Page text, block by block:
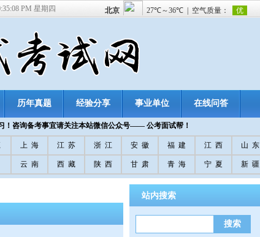
历年真题 经验分享 事业单位 在线问答
PM 星期四
上 海 江 苏 浙 江 安 徽 福 建 江 西 山 东
云 南 西 藏 陕 西 甘 肃 青 海 宁 夏 新 疆
！咨询备考事宜请关注本站微信公众号—— 公考面试帮！
站内搜索